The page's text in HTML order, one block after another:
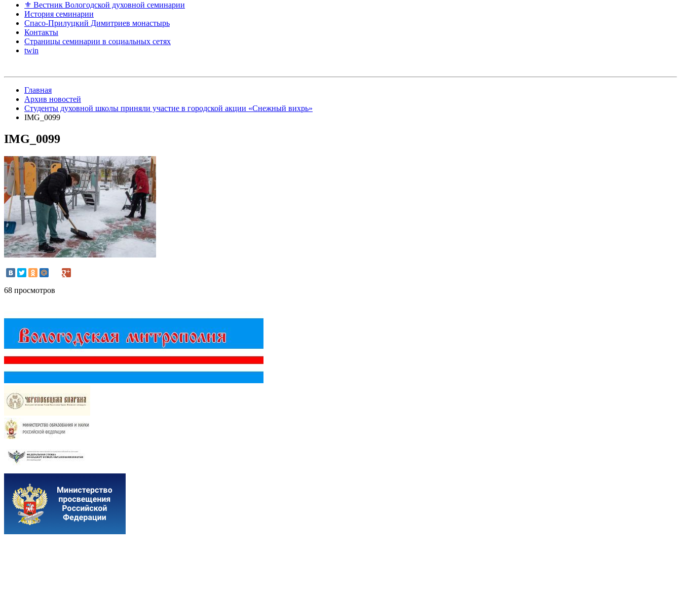
⚜ Вестник Вологодской духовной семинарии
История семинарии
Спасо-Прилуцкий Димитриев монастырь
Контакты
Страницы семинарии в социальных сетях
twin
Главная
Архив новостей
Студенты духовной школы приняли участие в городской акции «Снежный вихрь»
IMG_0099
IMG_0099
68 просмотров